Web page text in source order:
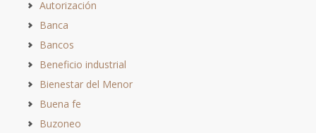
Autorización
Banca
Bancos
Beneficio industrial
Bienestar del Menor
Buena fe
Buzoneo